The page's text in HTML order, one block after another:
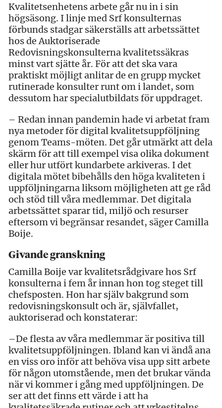
Kvalitetsenhetens arbete går nu in i sin
högsäsong. I linje med Srf konsulternas
förbunds stadgar säkerställs att arbetssättet
hos de Auktoriserade
Redovisningskonsulterna kvalitetssäkras
minst vart sjätte år. För att det ska vara
praktiskt möjligt anlitar de en grupp mycket
rutinerade konsulter runt om i landet, som
dessutom har specialutbildats för uppdraget.
– Redan innan pandemin hade vi arbetat fram
nya metoder för digital kvalitetsuppföljning
genom Teams-möten. Det går utmärkt att dela
skärm för att till exempel visa olika dokument
eller hur utfört kundarbete arkiveras. I det
digitala mötet bibehålls den höga kvaliteten i
uppföljningarna liksom möjligheten att ge råd
och stöd till våra medlemmar. Det digitala
arbetssättet sparar tid, miljö och resurser
eftersom vi begränsar resandet, säger Camilla
Boije.
Givande granskning
Camilla Boije var kvalitetsrådgivare hos Srf
konsulterna i fem år innan hon tog steget till
chefsposten. Hon har själv bakgrund som
redovisningskonsult och är, självfallet,
auktoriserad och konstaterar:
–De flesta av våra medlemmar är positiva till
kvalitetsuppföljningen. Ibland kan vi ändå ana
en viss oro inför att behöva visa upp sitt arbete
för någon utomstående, men det brukar vända
när vi kommer i gång med uppföljningen. De
ser att det finns ett värde i att ha